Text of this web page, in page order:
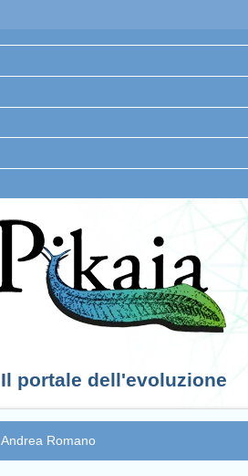
Il portale dell'evoluzione
Andrea Romano